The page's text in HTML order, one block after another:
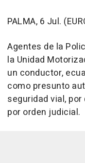
PALMA, 6 Jul.
Agentes de la
la Unidad
un conductor,
como presunto
seguridad vial,
por orden judicial.